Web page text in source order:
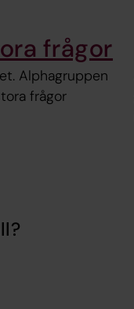
frågor
Alphagruppen
frågor